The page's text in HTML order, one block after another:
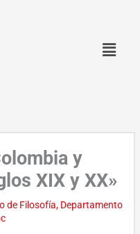
y
XIX y XX»
de Filosofía, Departamento